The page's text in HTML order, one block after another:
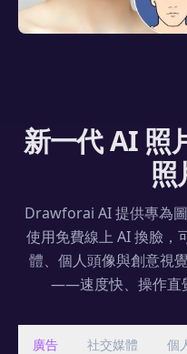
新一代 AI 照
照
Drawforai AI 提供專為圖
使用免費線上 AI 換臉，
體、個人頭像與創意視
——速度快、操作直
廣告 社交媒體 個